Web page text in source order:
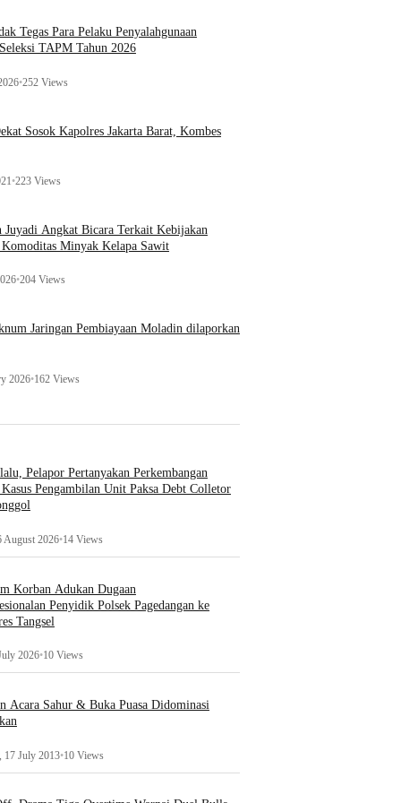
Tegas Para Pelaku Penyalahgunaan
TAPM Tahun 2026
•252 Views
Sosok Kapolres Jakarta Barat, Kombes
•223 Views
Angkat Bicara Terkait Kebijakan
Minyak Kelapa Sawit
•204 Views
Jaringan Pembiayaan Moladin dilaporkan
2026•162 Views
Pelapor Pertanyakan Perkembangan
Kasus Pengambilan Unit Paksa Debt Colletor
August 2026•14 Views
Korban Adukan Dugaan
Penyidik Polsek Pagedangan ke
Tangsel
2026•10 Views
Acara Sahur & Buka Puasa Didominasi
17 July 2013•10 Views